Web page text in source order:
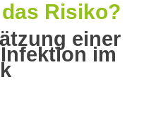
Risiko?
einer
im